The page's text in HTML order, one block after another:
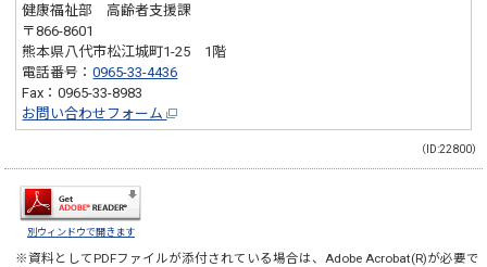
健康福祉部 高齢者支援課
〒866-8601
熊本県八代市松江城町1-25 1階
電話番号：0965-33-4436
Fax：0965-33-8983
お問い合わせフォーム
（ID:22800）
別ウィンドウで開きます
※資料としてPDFファイルが添付されている場合は、Adobe Acrobat(R)が必要で